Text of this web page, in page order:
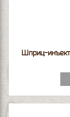
Шприц-